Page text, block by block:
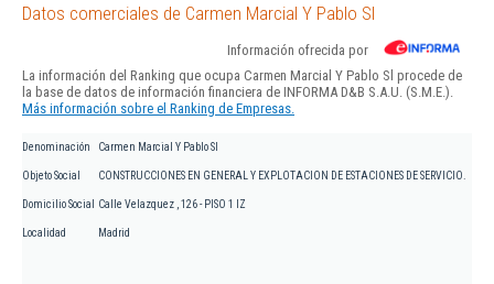
Datos comerciales de Carmen Marcial Y Pablo Sl
Información ofrecida por
La información del Ranking que ocupa Carmen Marcial Y Pablo Sl procede de
la base de datos de información financiera de INFORMA D&B S.A.U. (S.M.E.).
Más información sobre el Ranking de Empresas.
Denominación Carmen Marcial Y Pablo Sl
Objeto Social CONSTRUCCIONES EN GENERAL Y EXPLOTACION DE ESTACIONES DE SERVICIO.
Domicilio Social Calle Velazquez , 126 - PISO 1 IZ
Localidad Madrid